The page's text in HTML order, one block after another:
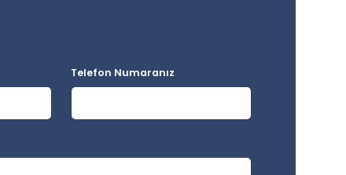
Telefon Numaranız